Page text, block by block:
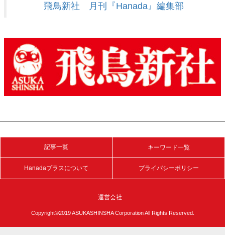
飛鳥新社 月刊『Hanada』編集部
記事一覧 キーワード一覧
Hanadaプラスについて プライバシーポリシー
運営会社
Copyright©2019 ASUKASHINSHA Corporation All Rights Reserved.